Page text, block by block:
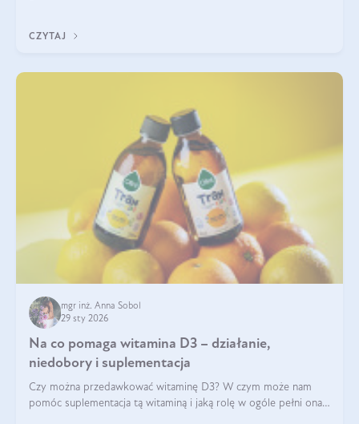
CZYTAJ
mgr inż. Anna Sobol
29 sty 2026
Na co pomaga witamina D3 – działanie,
niedobory i suplementacja
Czy można przedawkować witaminę D3? W czym może nam
pomóc suplementacja tą witaminą i jaką rolę w ogóle pełni ona